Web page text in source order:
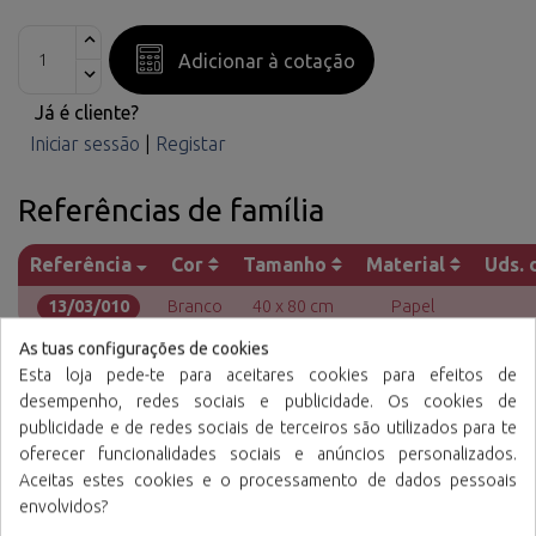
Adicionar à cotação
Já é cliente?
Iniciar sessão
Registar
Referências de família
Referência Cor Tamanho Material Uds.
13/03/010 Branco 40 x 80 cm Papel
Caracteristicas
As tuas configurações de cookies
Esta loja pede-te para aceitares cookies para efeitos de
desempenho, redes sociais e publicidade. Os cookies de
publicidade e de redes sociais de terceiros são utilizados para te
oferecer funcionalidades sociais e anúncios personalizados.
Aceitas estes cookies e o processamento de dados pessoais
envolvidos?